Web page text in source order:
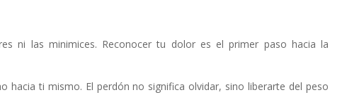
ni las minimices. Reconocer tu dolor es el primer paso hacia la
hacia ti mismo. El perdón no significa olvidar, sino liberarte del peso